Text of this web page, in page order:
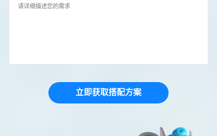
立即获取搭配方案